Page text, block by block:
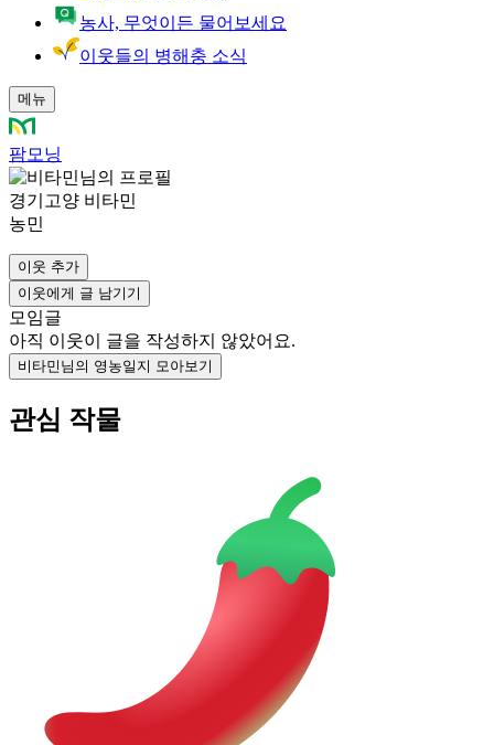
농사, 무엇이든 물어보세요
이웃들의 병해충 소식
메뉴
팜모닝
경기고양 비타민
농민
이웃 추가
이웃에게 글 남기기
모임글
아직 이웃이 글을 작성하지 않았어요.
비타민님의 영농일지 모아보기
관심 작물